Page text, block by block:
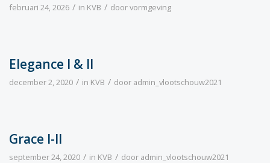
februari 24, 2026 / in KVB / doorvormgeving
Elegance I & II
december 2, 2020 / in KVB / door admin_vlootschouw2021
Grace I-II
september 24, 2020 / in KVB / door admin_vlootschouw2021